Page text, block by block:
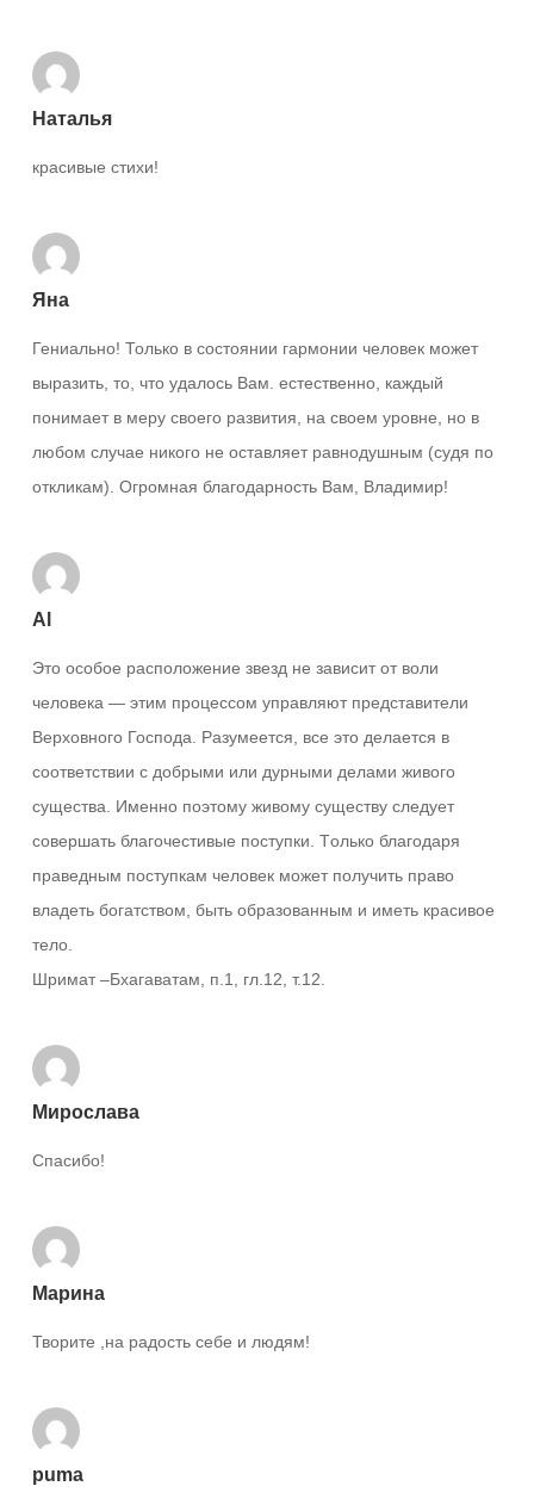
Наталья
красивые стихи!
Яна
Гениально! Только в состоянии гармонии человек может
выразить, то, что удалось Вам. естественно, каждый
понимает в меру своего развития, на своем уровне, но в
любом случае никого не оставляет равнодушным (судя по
откликам). Огромная благодарность Вам, Владимир!
Al
Это особое расположение звезд не зависит от воли
человека — этим процессом управляют представители
Верховного Господа. Разумеется, все это делается в
соответствии с добрыми или дурными делами живого
существа. Именно поэтому живому существу следует
совершать благочестивые поступки. Tолько благодаря
праведным поступкам человек может получить право
владеть богатством, быть образованным и иметь красивое
тело.
Шримат –Бхагаватам, п.1, гл.12, т.12.
Мирослава
Спасибо!
Марина
Творите ,на радость себе и людям!
puma